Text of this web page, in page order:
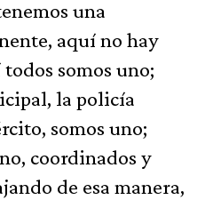
una
aquí no hay
somos uno;
la policía
somos uno;
coordinados y
de esa manera,